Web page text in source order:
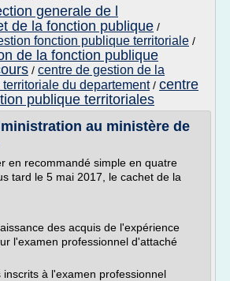
generale de l
de la fonction publique /
fonction publique territoriale /
de la fonction publique
/ centre de gestion de la
du departement/ centre
publique territoriales
au ministère de
en recommandé simple en quatre
tard le 5 mai 2017, le cachet de la
des acquis de l'expérience
l'examen professionnel d'attaché
inscrits à l'examen professionnel